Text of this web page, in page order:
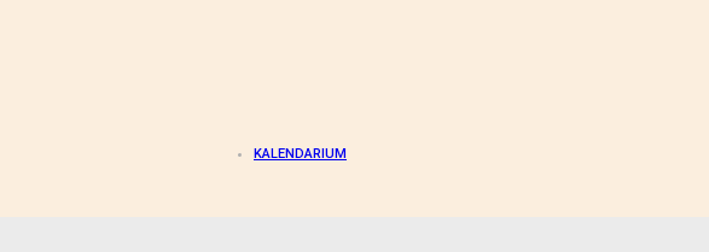
KALENDARIUM